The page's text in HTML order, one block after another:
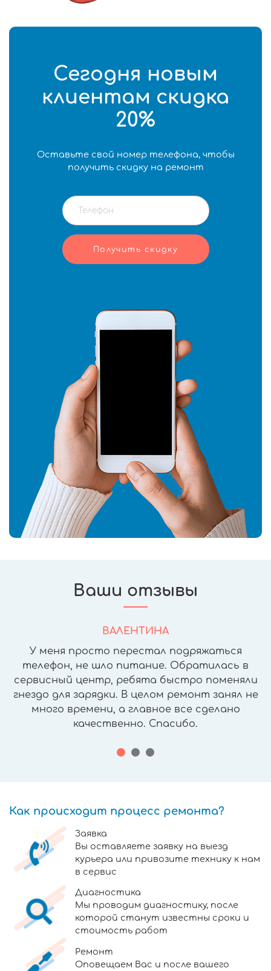
Сегодня новым
клиентам скидка
20%
Оставьте свой номер телефона, чтобы
получить скидку на ремонт
Ваши отзывы
ВАЛЕНТИНА
У меня просто перестал подряжаться
телефон, не шло питание. Обратилась в
сервисный центр, ребята быстро поменяли
гнездо для зарядки. В целом ремонт занял не
много времени, а главное все сделано
качественно. Спасибо.
Как происходит процесс ремонта?
Заявка
Вы оставляете заявку на выезд
курьера или привозите технику к нам
в сервис
Диагностика
Мы проводим диагностику, после
которой станут известны сроки и
стоимость работ
Ремонт
Оповещаем Вас и после вашего